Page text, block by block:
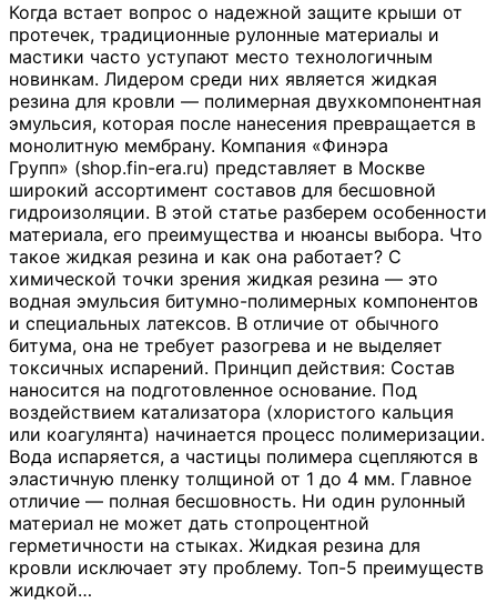
Когда встает вопрос о надежной защите крыши от
протечек, традиционные рулонные материалы и
мастики часто уступают место технологичным
новинкам. Лидером среди них является жидкая
резина для кровли — полимерная двухкомпонентная
эмульсия, которая после нанесения превращается в
монолитную мембрану. Компания «Финэра
Групп» (shop.fin-era.ru) представляет в Москве
широкий ассортимент составов для бесшовной
гидроизоляции. В этой статье разберем особенности
материала, его преимущества и нюансы выбора. Что
такое жидкая резина и как она работает? С
химической точки зрения жидкая резина — это
водная эмульсия битумно-полимерных компонентов
и специальных латексов. В отличие от обычного
битума, она не требует разогрева и не выделяет
токсичных испарений. Принцип действия: Состав
наносится на подготовленное основание. Под
воздействием катализатора (хлористого кальция
или коагулянта) начинается процесс полимеризации.
Вода испаряется, а частицы полимера сцепляются в
эластичную пленку толщиной от 1 до 4 мм. Главное
отличие — полная бесшовность. Ни один рулонный
материал не может дать стопроцентной
герметичности на стыках. Жидкая резина для
кровли исключает эту проблему. Топ-5 преимуществ
жидкой…